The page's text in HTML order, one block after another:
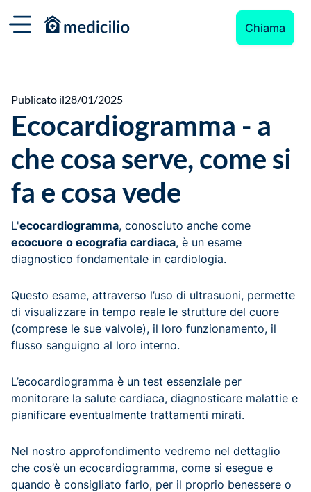
Chiama
Publicato il28/01/2025
Ecocardiogramma - a
che cosa serve, come si
fa e cosa vede
L'ecocardiogramma, conosciuto anche come
ecocuore o ecografia cardiaca, è un esame
diagnostico fondamentale in cardiologia.
Questo esame, attraverso l’uso di ultrasuoni, permette
di visualizzare in tempo reale le strutture del cuore
(comprese le sue valvole), il loro funzionamento, il
flusso sanguigno al loro interno.
L’ecocardiogramma è un test essenziale per
monitorare la salute cardiaca, diagnosticare malattie e
pianificare eventualmente trattamenti mirati.
Nel nostro approfondimento vedremo nel dettaglio
che cos’è un ecocardiogramma, come si esegue e
quando è consigliato farlo, per il proprio benessere o